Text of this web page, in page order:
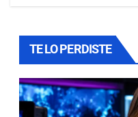
TE LO PERDISTE